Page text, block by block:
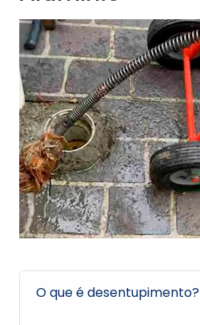
O que é desentupimento?